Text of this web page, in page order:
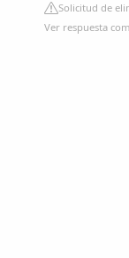
Solicitud de
Ver respuesta